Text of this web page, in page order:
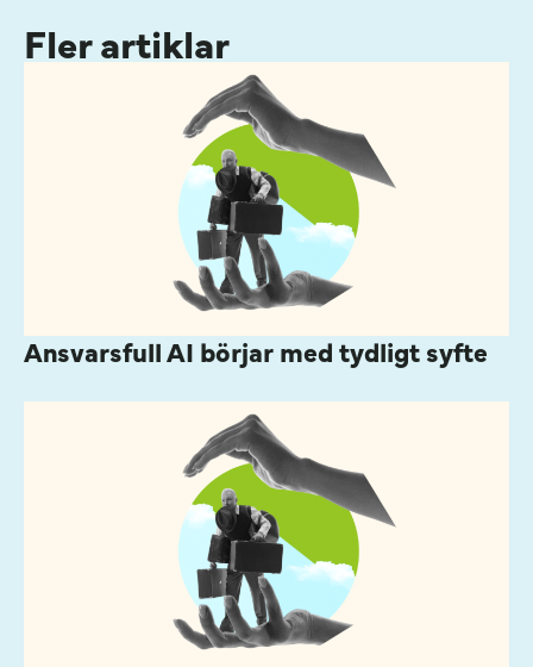
Fler artiklar
Ansvarsfull AI börjar med tydligt syfte